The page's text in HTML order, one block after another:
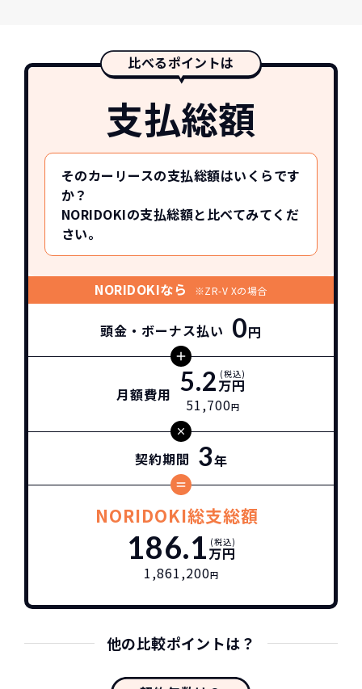
比べるポイントは
支払総額
そのカーリースの支払総額はいくらです
か？
NORIDOKIの支払総額と比べてみてくだ
さい。
NORIDOKIなら ※ZR-V Xの場合
頭金・ボーナス払い 0円
月額費用 5.2万円
(税込)
51,700円
契約期間 3年
NORIDOKI総支総額
186.1万円
(税込)
1,861,200円
他の比較ポイントは？